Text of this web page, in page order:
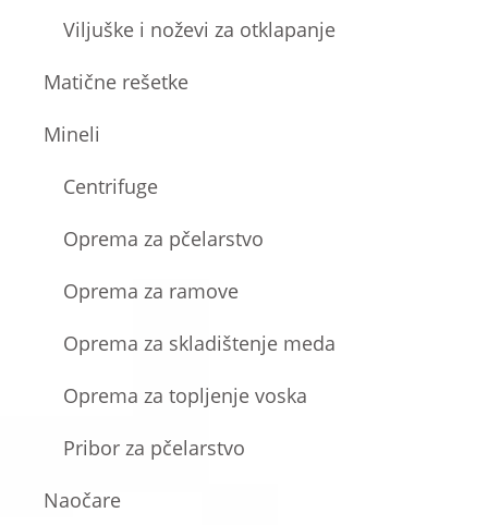
Viljuške i noževi za otklapanje
Matične rešetke
Mineli
Centrifuge
Oprema za pčelarstvo
Oprema za ramove
Oprema za skladištenje meda
Oprema za topljenje voska
Pribor za pčelarstvo
Naočare